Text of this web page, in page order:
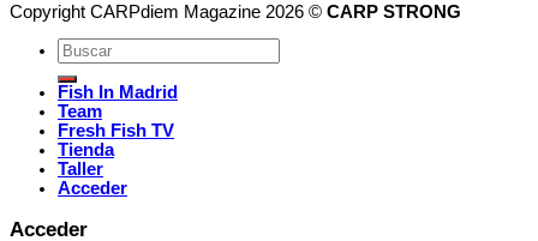
Copyright CARPdiem Magazine 2026 © CARP STRONG
Fish In Madrid
Team
Fresh Fish TV
Tienda
Taller
Acceder
Acceder